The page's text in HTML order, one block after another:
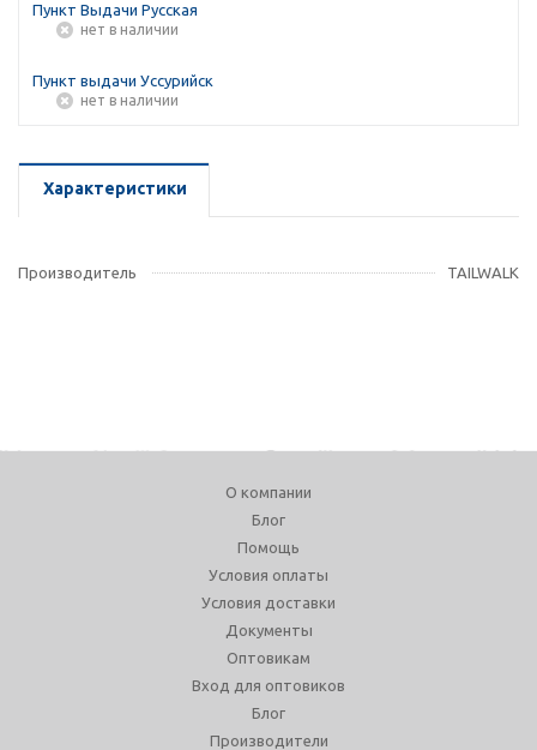
Пункт Выдачи Русская
Нет в наличии
Пункт выдачи Уссурийск
Нет в наличии
Характеристики
Производитель TAILWALK
О компании
Блог
Помощь
Условия оплаты
Условия доставки
Документы
Оптовикам
Вход для оптовиков
Блог
Производители